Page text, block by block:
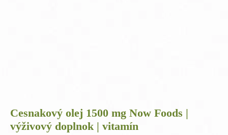
Cesnakový olej 1500 mg Now Foods |
výživový doplnok | vitamín